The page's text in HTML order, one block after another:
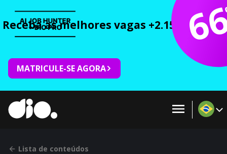
Receba as melhores vagas +2.150 cursos
MATRICULE-SE AGORA
Lista de conteúdos